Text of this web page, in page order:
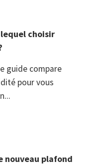
choisir
guide compare
pour vous
nouveau plafond